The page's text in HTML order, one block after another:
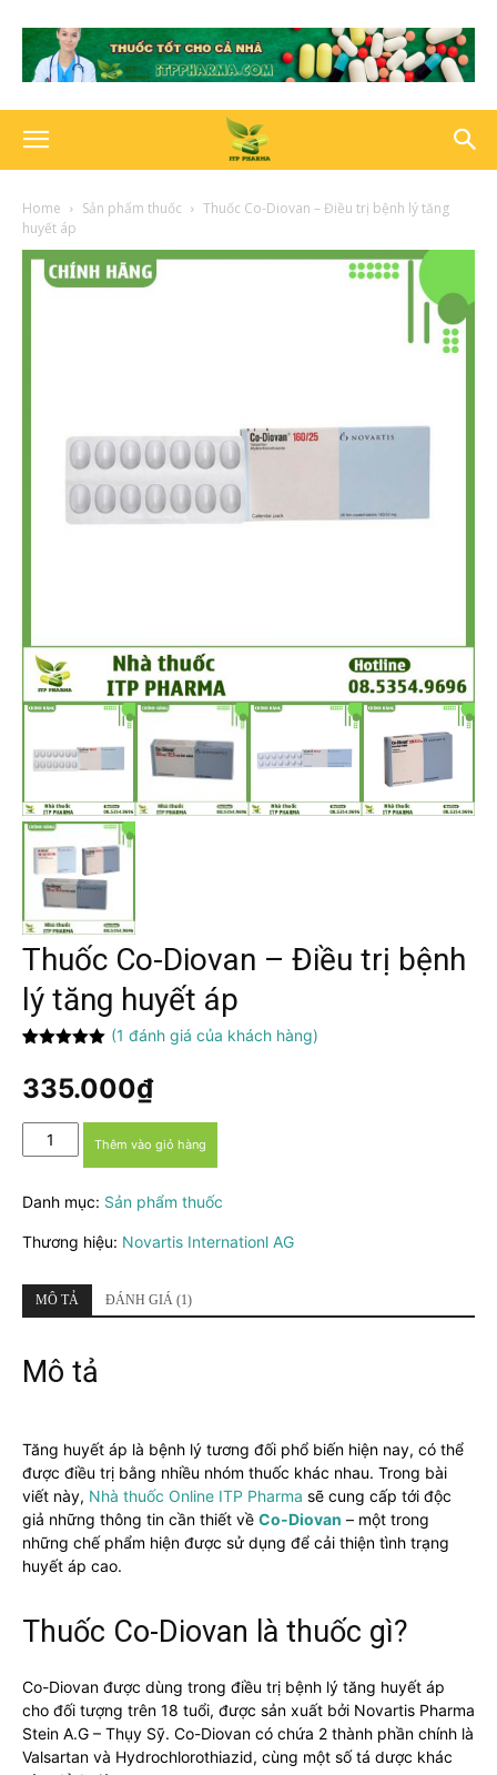
Home Sản phẩm thuốc
Thuốc Co-Diovan – Điều trị bệnh lý tăng
huyết áp
Thuốc Co-Diovan – Điều trị bệnh
lý tăng huyết áp
dựa trên
đánh giá
(1 đánh giá của khách hàng)
335.000₫
Thuốc
Co-
-
trị
tăng
áp
Thêm vào giỏ hàng
Danh mục: Sản phẩm thuốc
Thương hiệu: Novartis Internationl AG
MÔ TẢ ĐÁNH GIÁ (1)
Mô tả
Tăng huyết áp là bệnh lý tương đối phổ biến hiện nay, có thể
được điều trị bằng nhiều nhóm thuốc khác nhau. Trong bài
viết này, Nhà thuốc Online ITP Pharma sẽ cung cấp tới độc
giả những thông tin cần thiết về Co-Diovan – một trong
những chế phẩm hiện được sử dụng để cải thiện tình trạng
huyết áp cao.
Thuốc Co-Diovan là thuốc gì?
Co-Diovan được dùng trong điều trị bệnh lý tăng huyết áp
cho đối tượng trên 18 tuổi, được sản xuất bởi Novartis Pharma
Stein A.G – Thụy Sỹ. Co-Diovan có chứa 2 thành phần chính là
Valsartan và Hydrochlorothiazid, cùng một số tá dược khác